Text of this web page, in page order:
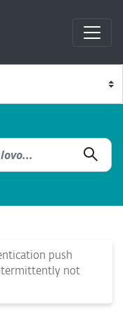
push
not